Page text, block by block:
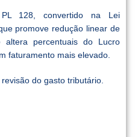
128, convertido na Lei
promove redução linear de
altera percentuais do Lucro
faturamento mais elevado.
do gasto tributário.